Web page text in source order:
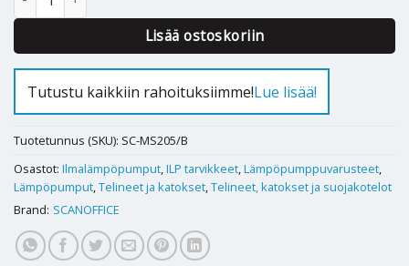
Lisää ostoskoriin
Tutustu kaikkiin rahoituksiimme!Lue lisää!
Tuotetunnus (SKU): SC-MS205/B
Osastot: Ilmalämpöpumput,ILP tarvikkeet,Lämpöpumppuvarusteet,
Lämpöpumput,Telineet ja katokset,Telineet, katokset ja suojakotelot
Brand: SCANOFFICE